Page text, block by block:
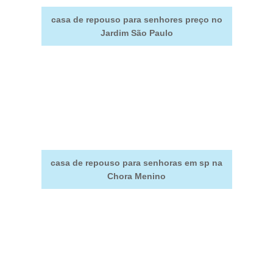
casa de repouso para senhores preço no
Jardim São Paulo
casa de repouso para senhoras em sp na
Chora Menino